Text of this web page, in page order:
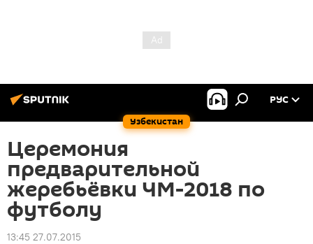
Узбекистан
РУС
Церемония
предварительной
жеребьёвки ЧМ-2018 по
футболу
13:45 27.07.2015